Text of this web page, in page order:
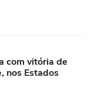
com vitória de
nos Estados